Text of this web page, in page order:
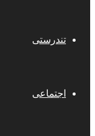
تندرستی
اجتماعی